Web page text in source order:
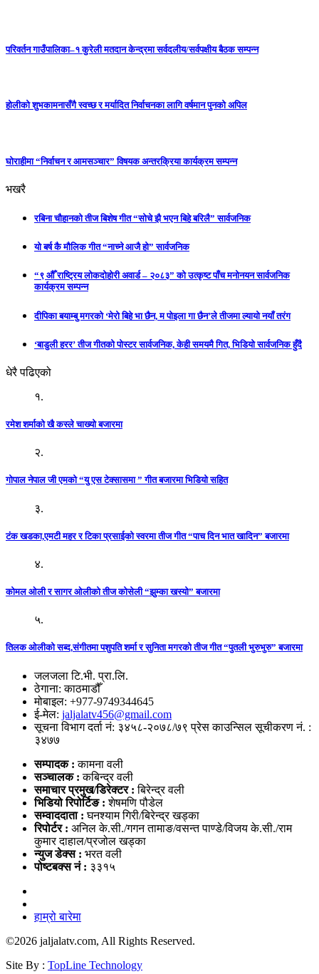
परिवर्तन गाउँपालिका–१ कुरेली मतदान केन्द्रमा सर्वदलीय/सर्वपक्षीय बैठक सम्पन्न
होलीको शुभकामनासँगै स्वच्छ र मर्यादित निर्वाचनका लागि वर्षमान पुनको अपिल
घाेराहीमा “निर्वाचन र आमसञ्चार” विषयक अन्तरक्रिया कार्यक्रम सम्पन्न
भखरै
रबिना चौहानको तीज बिशेष गीत “सोचे झै भएन बिहे बरिलै” सार्वजनिक
यो बर्ष कै मौलिक गीत “नाच्ने आजै हो” सार्वजनिक
“९ औँ राष्ट्रिय लोकदोहोरी अवार्ड – २०८३” को उत्कृष्ट पाँच मनोनयन सार्वजनिक
कार्यक्रम सम्पन्न
दीपिका बयाम्बु मगरको ‘मेरो बिहे भा छैन, म पोइला गा छैन’ले तीजमा ल्यायो नयाँ तरंग
‘बाडुली हरर’ तीज गीतको पोस्टर सार्वजनिक, केही समयमै गित, भिडियो सार्वजनिक हुँदै
धेरै पढिएको
१.
रमेश शर्माको खै कस्ले चाख्यो बजारमा
२.
गोपाल नेपाल जी एमको “यु एस टेक्सासमा ” गीत बजारमा भिडियो सहित
३.
टंक खडका,एमटी महर र टिका प्रसाईको स्वरमा तीज गीत “पाच दिन भात खादिन” बजारमा
४.
कोमल ओली र सागर ओलीको तीज कोसेली “झुम्का खस्यो” बजारमा
५.
तिलक ओलीको सब्द,संगीतमा पशुपति शर्मा र सुनिता मगरको तीज गीत “पुतली भुरुभुरु” बजारमा
जलजला टि.भी. प्रा.लि.
ठेगाना: काठमाडौँ
मोबाइल: +977-9749344645
ई-मेल: jaljalatv456@gmail.com
सूचना विभाग दर्ता नं: ३४५८-२०७८/७९ प्रेस काउन्सिल सूचीकरण नं. :
३४७७
सम्पादक :कामना वली
सञ्‍चालक : कबिन्द्र वली
समाचार प्रमुख/डिरेक्टर :बिरेन्द्र वली
भिडियो रिपोर्टिङ : शेषमणि पौडेल
सम्वाददाता :घनश्याम गिरी/बिरेन्द्र खड्का
रिपोर्टर : अनिल के.सी./गगन तामाङ/वसन्त पाण्डे/विजय के.सी./राम
कुमार दाहाल/प्रजोल खड्का
न्युज डेक्स : भरत वली
पोष्‍टबक्स नं : ३३१५
हाम्रो बारेमा
©2026 jaljalatv.com, All Rights Reserved.
Site By : TopLine Technology